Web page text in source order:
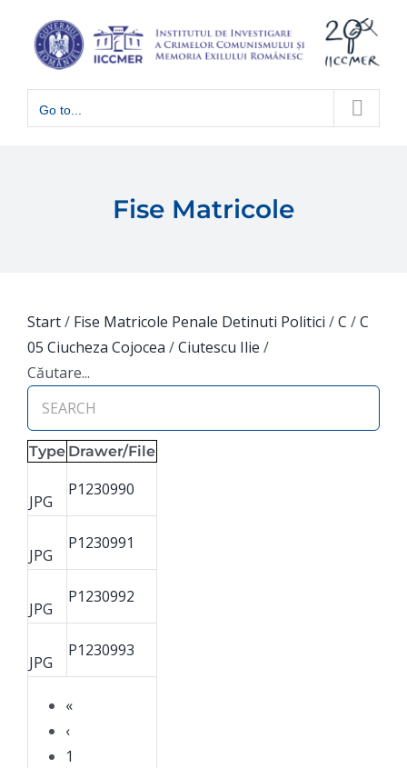
content
Go to...
Fise Matricole
Start/ Fise Matricole Penale Detinuti Politici /C /C
05 Ciucheza Cojocea /Ciutescu Ilie /
Căutare...
Type Drawer/File
«
‹
1
JPG
P1230990
JPG
P1230991
JPG
P1230992
JPG
P1230993